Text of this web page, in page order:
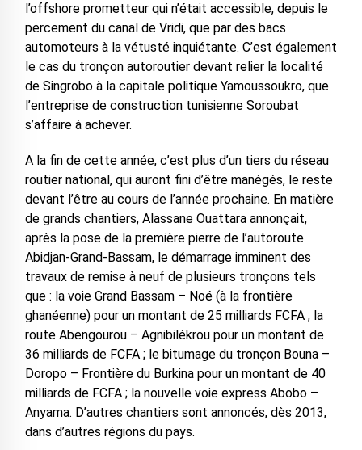
l’offshore prometteur qui n’était accessible, depuis le
percement du canal de Vridi, que par des bacs
automoteurs à la vétusté inquiétante. C’est également
le cas du tronçon autoroutier devant relier la localité
de Singrobo à la capitale politique Yamoussoukro, que
l’entreprise de construction tunisienne Soroubat
s’affaire à achever.
A la fin de cette année, c’est plus d’un tiers du réseau
routier national, qui auront fini d’être manégés, le reste
devant l’être au cours de l’année prochaine. En matière
de grands chantiers, Alassane Ouattara annonçait,
après la pose de la première pierre de l’autoroute
Abidjan-Grand-Bassam, le démarrage imminent des
travaux de remise à neuf de plusieurs tronçons tels
que : la voie Grand Bassam – Noé (à la frontière
ghanéenne) pour un montant de 25 milliards FCFA ; la
route Abengourou – Agnibilékrou pour un montant de
36 milliards de FCFA ; le bitumage du tronçon Bouna –
Doropo – Frontière du Burkina pour un montant de 40
milliards de FCFA ; la nouvelle voie express Abobo –
Anyama. D’autres chantiers sont annoncés, dès 2013,
dans d’autres régions du pays.